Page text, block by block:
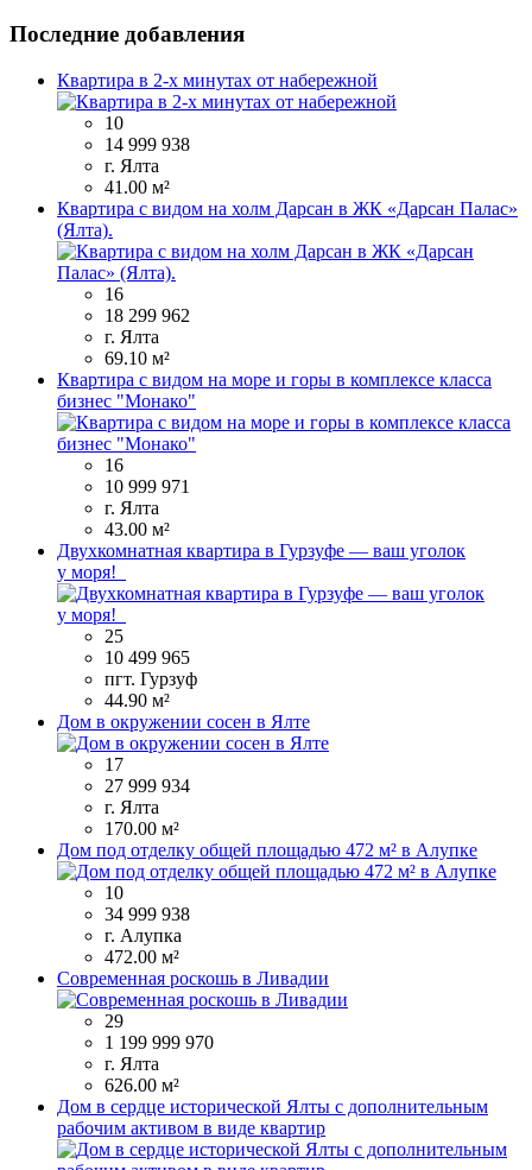
Последние добавления
Квартира в 2-х минутах от набережной
10
14 999 938
г. Ялта
41.00 м²
Квартира с видом на холм Дарсан в ЖК «Дарсан Палас»
(Ялта).
16
18 299 962
г. Ялта
69.10 м²
Квартира с видом на море и горы в комплексе класса
бизнес "Монако"
16
10 999 971
г. Ялта
43.00 м²
Двухкомнатная квартира в Гурзуфе — ваш уголок
у моря!
25
10 499 965
пгт. Гурзуф
44.90 м²
Дом в окружении сосен в Ялте
17
27 999 934
г. Ялта
170.00 м²
Дом под отделку общей площадью 472 м² в Алупке
10
34 999 938
г. Алупка
472.00 м²
Современная роскошь в Ливадии
29
1 199 999 970
г. Ялта
626.00 м²
Дом в сердце исторической Ялты с дополнительным
рабочим активом в виде квартир